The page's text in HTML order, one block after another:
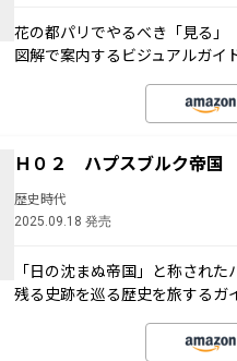
花の都パリでやるべき「見る」
図解で案内するビジュアルガイ
Ｈ０２ ハプスブルク帝国
歴史時代
2025.09.18 発売
「日の沈まぬ帝国」と称され
残る史跡を巡る歴史を旅するガ